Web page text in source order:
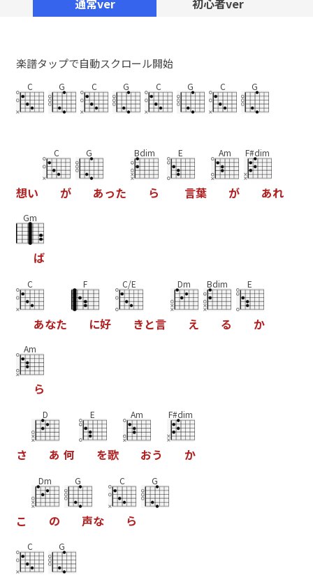
楽譜タップで自動スクロール開始
C G C G C G C G
想い
C
が
G
あった
Bdim
ら
E
言葉
Am
が
F#dim
あれ
Gm
ば
C
あなた
F
に好
C/E
き と言
Dm
え
Bdim
る
E
か
Am
ら
さ
D
あ 何
E
を歌
Am
おう
F#dim
か
こ
Dm
の
G
声な
C
ら
G
C G